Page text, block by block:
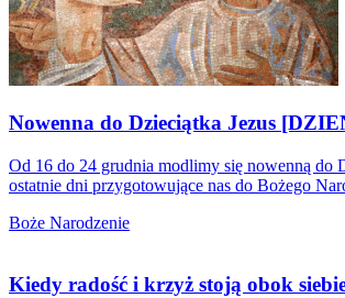
Nowenna do Dzieciątka Jezus
Od 16 do 24 grudnia modlimy się nowenną do
ostatnie dni przygotowujące nas do Bożego
Boże Narodzenie
Kiedy radość i krzyż stoją obok